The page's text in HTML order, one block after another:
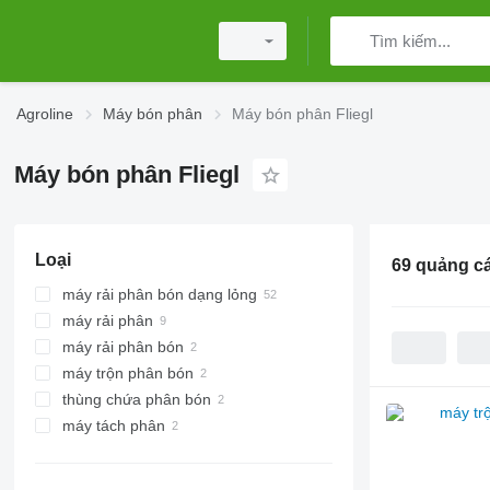
Agroline Máy bón phân Máy bón phân Fliegl
Máy bón phân Fliegl
Loại
máy rải phân bón dạng lỏng
máy rải phân
máy rải phân bón
thiết bị rải phân bón treo lắp
máy trộn phân bón
thùng chứa phân bón
máy tách phân
69 quảng